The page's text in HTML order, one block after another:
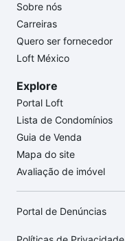
Sobre nós
Carreiras
Quero ser fornecedor
Loft México
Explore
Portal Loft
Lista de Condomínios
Guia de Venda
Mapa do site
Avaliação de imóvel
Portal de Denúncias